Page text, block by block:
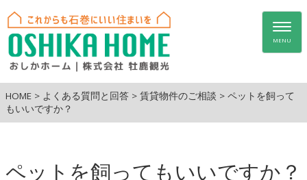
MENU
HOME> よくある質問と回答> 賃貸物件のご相談 > ペットを飼って
もいいですか？
ペットを飼ってもいいですか？